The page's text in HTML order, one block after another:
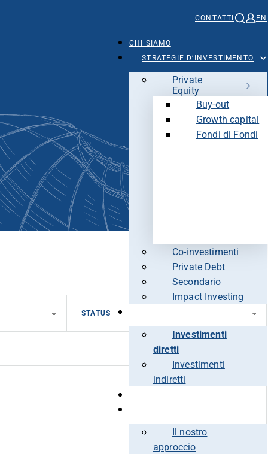
CONTATTI EN
CHI SIAMO
STRATEGIE D’INVESTIMENTO
Private
Equity
Buy-out
Growth capital
Fondi di Fondi
Co-investimenti
Private Debt
Secondario
Impact Investing
PORTFOLIO
Investimenti
diretti
Investimenti
indiretti
Il nostro
approccio